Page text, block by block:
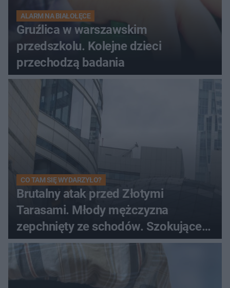
ALARM NA BIAŁOŁĘCE
Gruźlica w warszawskim
przedszkolu. Kolejne dzieci
przechodzą badania
CO TAM SIĘ WYDARZYŁO?
Brutalny atak przed Złotymi
Tarasami. Młody mężczyzna
zepchnięty ze schodów. Szokujące
nagranie krąży po sieci